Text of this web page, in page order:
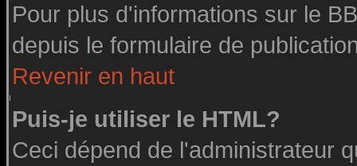
Pour plus d'informations sur le
depuis le formulaire de
Revenir en haut
Puis-je utiliser le HTML?
Ceci dépend de l'administrateur